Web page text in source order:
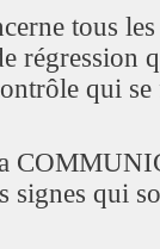
tous les
régression
qui
qui